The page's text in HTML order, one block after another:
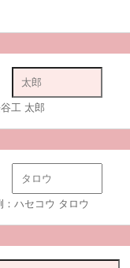
工 太郎
：ハセコウ タロウ